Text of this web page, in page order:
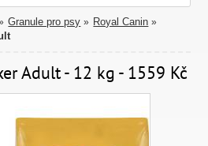
Granule pro psy » Royal Canin »
Adult - 12 kg - 1559 Kč